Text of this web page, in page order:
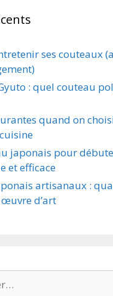
ses couteaux
: quel couteau
quand on
japonais pour
et efficace
artisanaux :
d’art